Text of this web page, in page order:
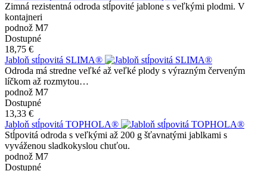
Zimná rezistentná odroda stĺpovité jablone s veľkými plodmi. V
kontajneri
podnož M7
Dostupné
18,75 €
Jabloň stĺpovitá SLIMA®
Odroda má stredne veľké až veľké plody s výrazným červeným
líčkom až rozmytou…
podnož M7
Dostupné
13,33 €
Jabloň stĺpovitá TOPHOLA®
Stĺpovitá odroda s veľkými až 200 g šťavnatými jablkami s
vyváženou sladkokyslou chuťou.
podnož M7
Dostupné